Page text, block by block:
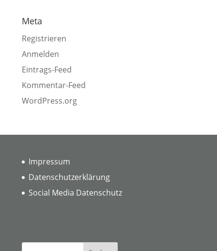
Meta
Registrieren
Anmelden
Eintrags-Feed
Kommentar-Feed
WordPress.org
Impressum
Datenschutzerklärung
Social Media Datenschutz